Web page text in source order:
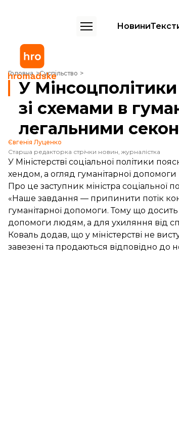
Новини
Головна Суспільство
У Мінсоцполітики пояснили, що боротимуться зі
У
зі схемами в
легальними
Євгенія Луценко
Старша редакторка стрічки новин, журналістка
У Міністерстві соціальної політики
хендом, а огляд гуманітарної
Про це заступник міністра соціальної
«Наше завдання — припинити потік
гуманітарної допомоги. Тому що
допомоги людям, а для ухиляння від
Коваль додав, що у міністерстві не
завезені та продаються відповідно до